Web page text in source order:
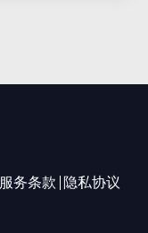
服务条款
隐私协议